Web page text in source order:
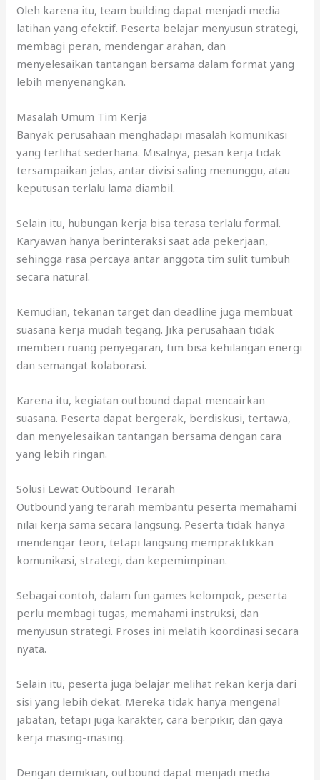
Oleh karena itu, team building dapat menjadi media
latihan yang efektif. Peserta belajar menyusun strategi,
membagi peran, mendengar arahan, dan
menyelesaikan tantangan bersama dalam format yang
lebih menyenangkan.
Masalah Umum Tim Kerja
Banyak perusahaan menghadapi masalah komunikasi
yang terlihat sederhana. Misalnya, pesan kerja tidak
tersampaikan jelas, antar divisi saling menunggu, atau
keputusan terlalu lama diambil.
Selain itu, hubungan kerja bisa terasa terlalu formal.
Karyawan hanya berinteraksi saat ada pekerjaan,
sehingga rasa percaya antar anggota tim sulit tumbuh
secara natural.
Kemudian, tekanan target dan deadline juga membuat
suasana kerja mudah tegang. Jika perusahaan tidak
memberi ruang penyegaran, tim bisa kehilangan energi
dan semangat kolaborasi.
Karena itu, kegiatan outbound dapat mencairkan
suasana. Peserta dapat bergerak, berdiskusi, tertawa,
dan menyelesaikan tantangan bersama dengan cara
yang lebih ringan.
Solusi Lewat Outbound Terarah
Outbound yang terarah membantu peserta memahami
nilai kerja sama secara langsung. Peserta tidak hanya
mendengar teori, tetapi langsung mempraktikkan
komunikasi, strategi, dan kepemimpinan.
Sebagai contoh, dalam fun games kelompok, peserta
perlu membagi tugas, memahami instruksi, dan
menyusun strategi. Proses ini melatih koordinasi secara
nyata.
Selain itu, peserta juga belajar melihat rekan kerja dari
sisi yang lebih dekat. Mereka tidak hanya mengenal
jabatan, tetapi juga karakter, cara berpikir, dan gaya
kerja masing-masing.
Dengan demikian, outbound dapat menjadi media